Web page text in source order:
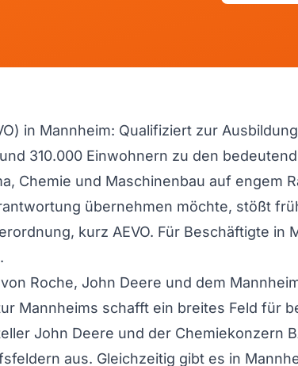
in Mannheim: Qualifiziert zur
310.000 Einwohnern zu den
Chemie und Maschinenbau auf engem
übernehmen möchte, stößt
kurz AEVO. Für Beschäftigte
Roche, John Deere und dem
Mannheims schafft ein breites Feld für
John Deere und der Chemiekonzern
aus. Gleichzeitig gibt es in